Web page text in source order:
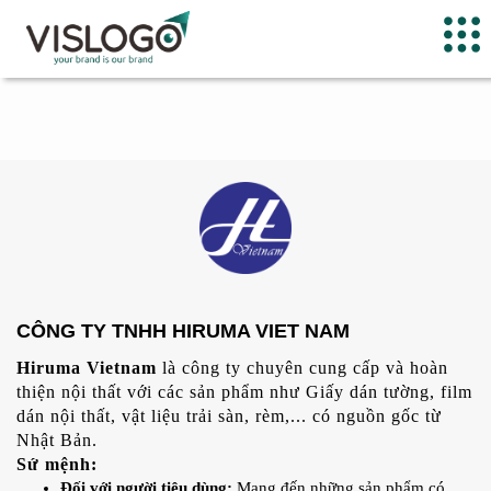
CÔNG TY TNHH HIRUMA VIET NAM
Hiruma Vietnam là công ty chuyên cung cấp và hoàn
thiện nội thất với các sản phẩm như Giấy dán tường, film
dán nội thất, vật liệu trải sàn, rèm,... có nguồn gốc từ
Nhật Bản.
Sứ mệnh:
Đối với người tiêu dùng: Mang đến những sản phẩm có